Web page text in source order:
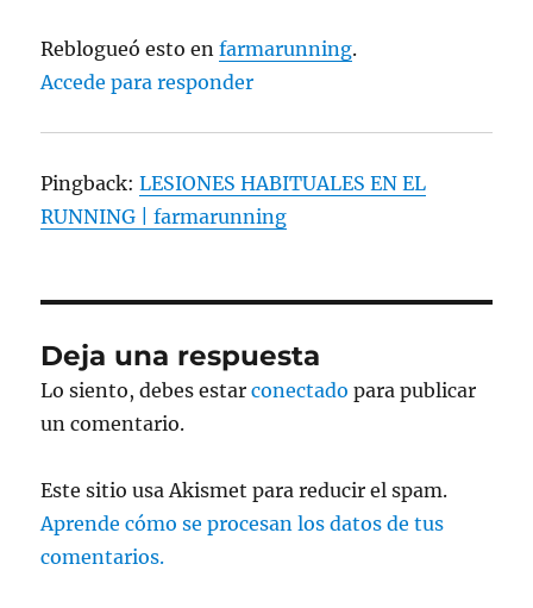
Reblogueó esto enfarmarunning.
Accede para responder
Pingback:LESIONES HABITUALES EN EL
RUNNING | farmarunning
Deja una respuesta
Lo siento, debes estarconectado para publicar
un comentario.
Este sitio usa Akismet para reducir el spam.
Aprende cómo se procesan los datos de tus
comentarios.